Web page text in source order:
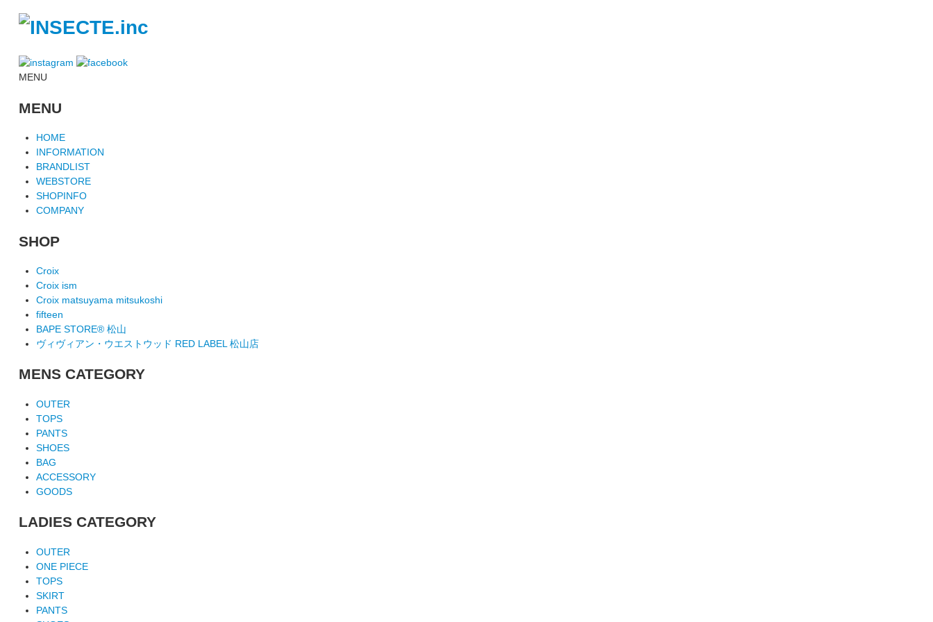
MENU
MENU
HOME
INFORMATION
BRANDLIST
WEBSTORE
SHOPINFO
COMPANY
SHOP
Croix
Croix ism
Croix matsuyama mitsukoshi
fifteen
BAPE STORE® 松山
ヴィヴィアン・ウエストウッド RED LABEL 松山店
MENS CATEGORY
OUTER
TOPS
PANTS
SHOES
BAG
ACCESSORY
GOODS
LADIES CATEGORY
OUTER
ONE PIECE
TOPS
SKIRT
PANTS